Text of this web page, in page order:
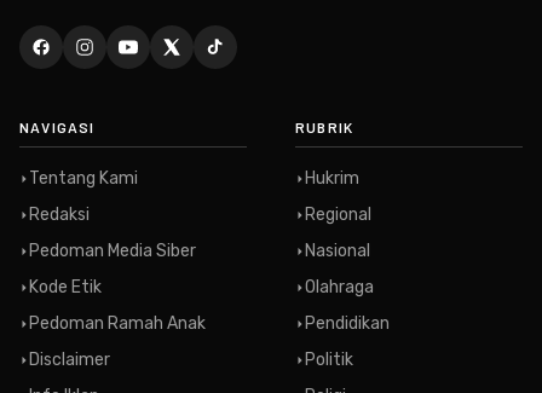
NAVIGASI
Tentang Kami
Redaksi
Pedoman Media Siber
Kode Etik
Pedoman Ramah Anak
Disclaimer
RUBRIK
Hukrim
Regional
Nasional
Olahraga
Pendidikan
Politik